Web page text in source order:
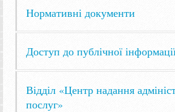
Нормативні документи
Доступ до публічної
Відділ «Центр надання
послуг»